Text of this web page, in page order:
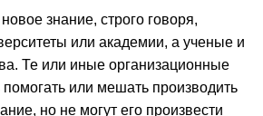
знание, строго говоря,
или академии, а ученые и
Те или иные организационные
или мешать производить
но не могут его произвести